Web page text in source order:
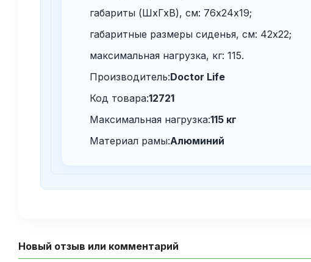
габариты (ШхГхВ), см: 76х24х19;
габаритные размеры сиденья, см: 42х22;
максимальная нагрузка, кг: 115.
Производитель:Doctor Life
Код товара:12721
Максимальная нагрузка:115 кг
Материал рамы:Алюминий
Новый отзыв или комментарий